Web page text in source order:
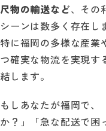
尺物の輸送など、その
シーンは数多く存在し
特に福岡の多様な産業
つ確実な物流を実現す
結します。
もしあなたが福岡で、
か？」「急な配送で困